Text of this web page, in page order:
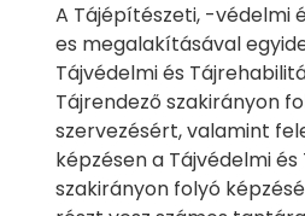
A Tájépítészeti, -védelmi
es megalakításával
Tájvédelmi és
Tájrendező szakirányon
szervezésért, valamint
képzésen a Tájvédelmi
szakirányon folyó